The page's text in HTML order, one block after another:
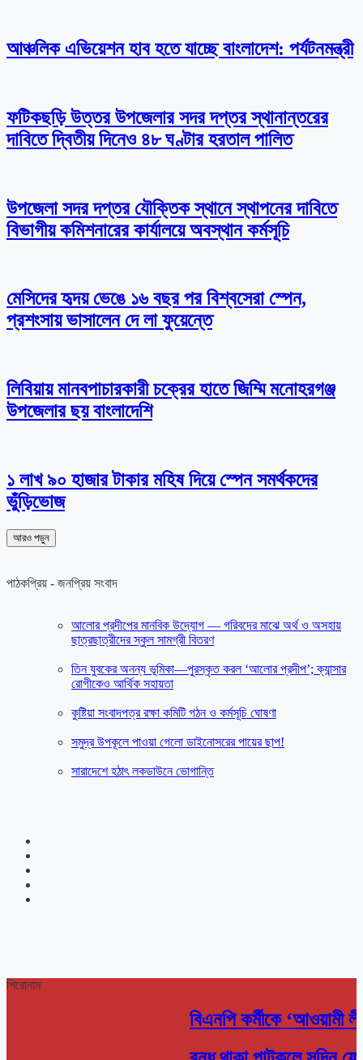
আঞ্চলিক এভিয়েশন হাব হতে যাচ্ছে বাংলাদেশ: পর্যটনমন্ত্রী
ফটিকছড়ি উত্তর উপজেলার সদর দপ্তর স্থানান্তরের
দাবিতে দ্বিতীয় দিনেও ৪৮ ঘণ্টার হরতাল পালিত
উপজেলা সদর দপ্তর যৌক্তিক স্থানে স্থাপনের দাবিতে
বিভাগীয় কমিশনারের কার্যালয়ে অবস্থান কর্মসূচি
মেসিদের হৃদয় ভেঙে ১৬ বছর পর বিশ্বসেরা স্পেন,
প্রশংসায় ভাসালেন দে লা ফুয়েন্তে
লিবিয়ায় মানবপাচারকারী চক্রের হাতে জিম্মি মনোহরগঞ্জ
উপজেলার ছয় বাংলাদেশি
১ লাখ ৯০ হাজার টাকার মহিষ দিয়ে স্পেন সমর্থকদের
ভুঁড়িভোজ
আরও পড়ুন
পাঠকপ্রিয় - জনপ্রিয় সংবাদ
আলোর প্রদীপের মানবিক উদ্যোগ — গরিবদের মাঝে অর্থ ও অসহায়
ছাত্রছাত্রীদের স্কুল সামগ্রী বিতরণ
তিন যুবকের অনন্য ভূমিকা—পুরস্কৃত করল ‘আলোর প্রদীপ’; ক্যান্সার
রোগীকেও আর্থিক সহায়তা
কুষ্টিয়া সংবাদপত্র রক্ষা কমিটি গঠন ও কর্মসূচি ঘোষণা
সমুদ্র উপকূলে পাওয়া গেলো ডাইনোসরের পায়ের ছাপ!
সারাদেশে হঠাৎ লকডাউনে ভোগান্তি
শিরোনাম
বিএনপি কর্মীকে ‘আওয়ামী